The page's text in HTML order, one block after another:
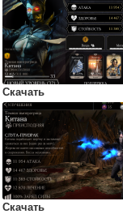
Скачать
Скачать